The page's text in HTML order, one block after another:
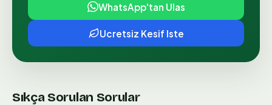
WhatsApp'tan Ulas
Ucretsiz Kesif Iste
Sıkça Sorulan Sorular